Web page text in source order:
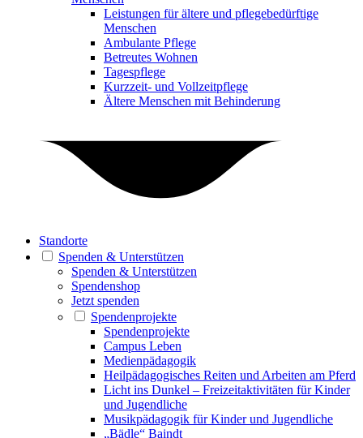
Leistungen für ältere und pflegebedürftige
Menschen
Ambulante Pflege
Betreutes Wohnen
Tagespflege
Kurzzeit- und Vollzeitpflege
Ältere Menschen mit Behinderung
Standorte
Spenden & Unterstützen
Spenden & Unterstützen
Spendenshop
Jetzt spenden
Spendenprojekte
Spendenprojekte
Campus Leben
Medienpädagogik
Heilpädagogisches Reiten und Arbeiten am Pferd
Licht ins Dunkel – Freizeitaktivitäten für Kinder
und Jugendliche
Musikpädagogik für Kinder und Jugendliche
„Bädle“ Baindt